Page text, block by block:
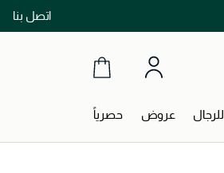
اتصل بنااشتري الآن و ادفع لاحقاً مع تابي و تمارا!
للرجال عروض حصرياً